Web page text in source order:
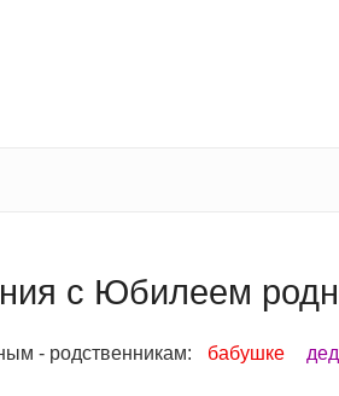
с Юбилеем
- родственникам: бабушке